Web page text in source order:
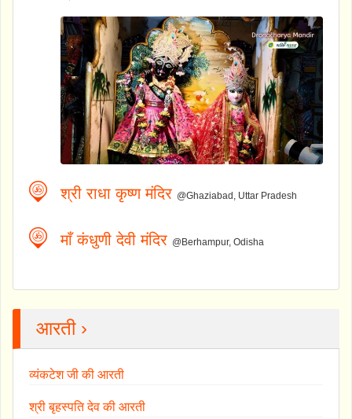
श्री राधा कृष्ण मंदिर @Ghaziabad, Uttar Pradesh
माँ कंधुणी देवी मंदिर @Berhampur, Odisha
आरती ›
व्यंकटेश जी की आरती
श्री बृहस्पति देव की आरती